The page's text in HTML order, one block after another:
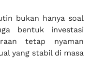
bukan hanya soal
bentuk investasi
tetap nyaman
yang stabil di masa